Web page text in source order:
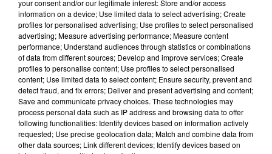
UN FEU DE REMORQUE BLOQUE LA
CIRCULATION DANS LES ARDENNES
Un feu de remorque s'est déclaré ce mercredi en
fin de matinée sur l'A34.
TITRES DIFFUSÉS
18h38
18h38 18h35
18h35
your consent and/or our legitimate interest: Store and/or access
information on a device; Use limited data to select advertising; Create
profiles for personalised advertising; Use profiles to select personalised
advertising; Measure advertising performance; Measure content
performance; Understand audiences through statistics or combinations
of data from different sources; Develop and improve services; Create
profiles to personalise content; Use profiles to select personalised
content; Use limited data to select content; Ensure security, prevent and
detect fraud, and fix errors; Deliver and present advertising and content;
Save and communicate privacy choices. These technologies may
process personal data such as IP address and browsing data to offer
following functionalities: Identify devices based on information actively
requested; Use precise geolocation data; Match and combine data from
other data sources; Link different devices; Identify devices based on